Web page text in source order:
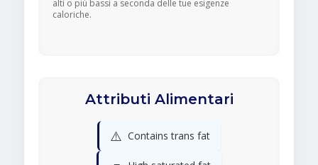
alti o più bassi a seconda delle tue esigenze
caloriche.
Attributi Alimentari
⚠️ Contains trans fat